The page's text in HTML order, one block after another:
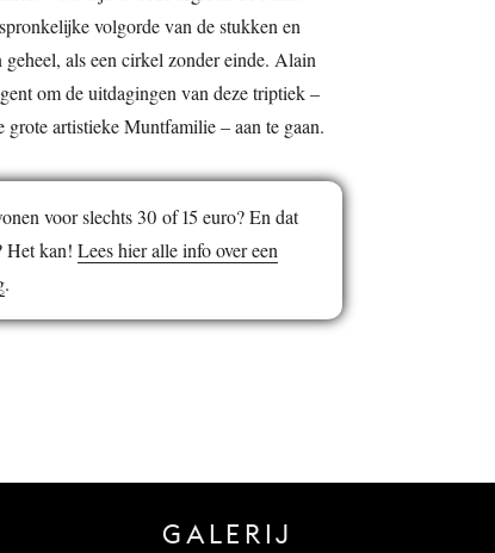
volgorde van de stukken en
als een cirkel zonder einde. Alain
om de uitdagingen van deze triptiek –
grote artistieke Muntfamilie – aan te gaan.
voor slechts 30 of 15 euro? En dat
Het kan! Lees hier alle info over een
.
GALERIJ